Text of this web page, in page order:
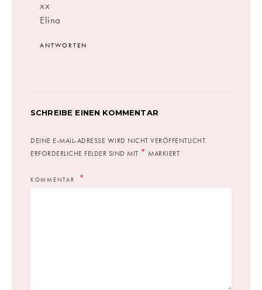
xx
Elina
ANTWORTEN
SCHREIBE EINEN KOMMENTAR
DEINE E-MAIL-ADRESSE WIRD NICHT VERÖFFENTLICHT.
ERFORDERLICHE FELDER SIND MIT * MARKIERT
KOMMENTAR